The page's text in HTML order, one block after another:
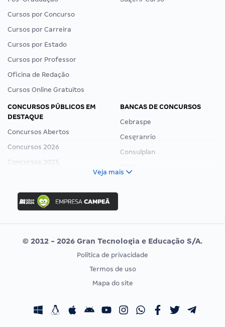
Cursos por Concurso
Cursos por Carreira
Cursos por Estado
Cursos por Professor
Oficina de Redação
Cursos Online Gratuitos
CONCURSOS PÚBLICOS EM
DESTAQUE
Concursos Abertos
Concursos 2026
Concursos 2025
Concurso Ibama
Concurso MPU
Editais publicados
BANCAS DE CONCURSOS
Cebraspe
Cesgranrio
Consulplan
Vunesp
CONCURSOS POR PROFISSÃO
Concursos Fiscais
EXAME DE ORDEM
Calendário OAB
Veja mais
© 2012 - 2026 Gran Tecnologia e Educação S/A.
Política de privacidade
Termos de uso
Mapa do site